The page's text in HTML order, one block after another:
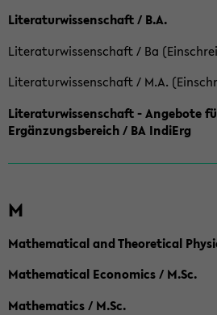
Literaturwissenschaft / B.A.
Literaturwissenschaft / Ba
Literaturwissenschaft / M.A.
Literaturwissenschaft - Angebote
Ergänzungsbereich / BA IndiErg
M
Mathematical and Theoretical
Mathematical Economics / M.Sc.
Mathematics / M.Sc.